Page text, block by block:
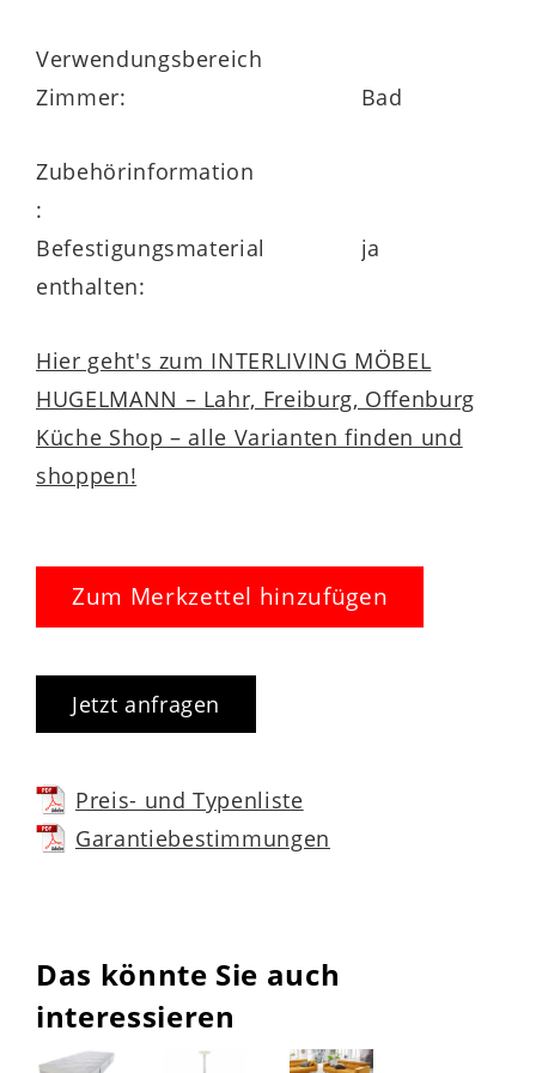
Verwendungsbereich
Zimmer:
Bad
Zubehörinformation
:
Befestigungsmaterial
enthalten:
ja
Hier geht's zum INTERLIVING MÖBEL
HUGELMANN – Lahr, Freiburg, Offenburg
Küche Shop – alle Varianten finden und
shoppen!
Zum Merkzettel hinzufügen
Jetzt anfragen
Preis- und Typenliste
Garantiebestimmungen
Das könnte Sie auch
interessieren